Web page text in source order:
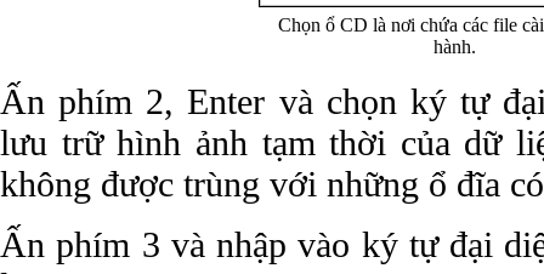
Chọn ổ CD là nơi chứa các file
hành.
Ấn phím 2, Enter và chọn ký tự
lưu trữ hình ảnh tạm thời của dữ
không được trùng với những ổ đĩa
Ấn phím 3 và nhập vào ký tự đại